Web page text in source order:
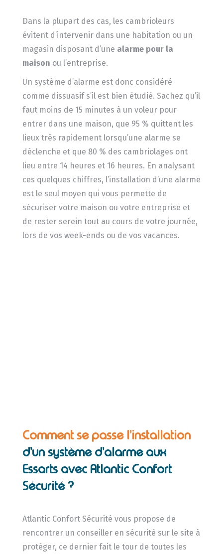
Dans la plupart des cas, les cambrioleurs
évitent d’intervenir dans une habitation ou un
magasin disposant d’une alarme pour la
maison ou l’entreprise.
Un système d’alarme est donc considéré
comme dissuasif s’il est bien étudié. Sachez qu’il
faut moins de 15 minutes à un voleur pour
entrer dans une maison, que 95 % quittent les
lieux très rapidement lorsqu’une alarme se
déclenche et que 80 % des cambriolages ont
lieu entre 14 heures et 16 heures. En analysant
ces quelques chiffres, l’installation d’une alarme
est le seul moyen qui vous permette de
sécuriser votre maison ou votre entreprise et
de rester serein tout au cours de votre journée,
lors de vos week-ends ou de vos vacances.
Comment se passe l’installation
d’un système d’alarme aux
Essarts avec Atlantic Confort
Sécurité ?
Atlantic Confort Sécurité vous propose de
rencontrer un conseiller en sécurité sur le site à
protéger, ce dernier fait le tour de toutes les